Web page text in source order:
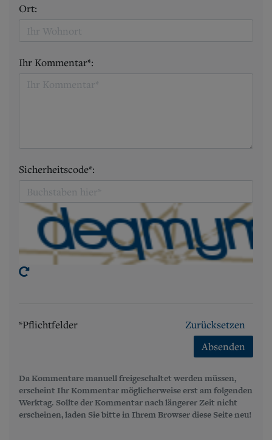
Ort:
Ihr Kommentar*:
Sicherheitscode*:
*Pflichtfelder
Zurücksetzen
Absenden
Da Kommentare manuell freigeschaltet werden müssen,
erscheint Ihr Kommentar möglicherweise erst am folgenden
Werktag. Sollte der Kommentar nach längerer Zeit nicht
erscheinen, laden Sie bitte in Ihrem Browser diese Seite neu!